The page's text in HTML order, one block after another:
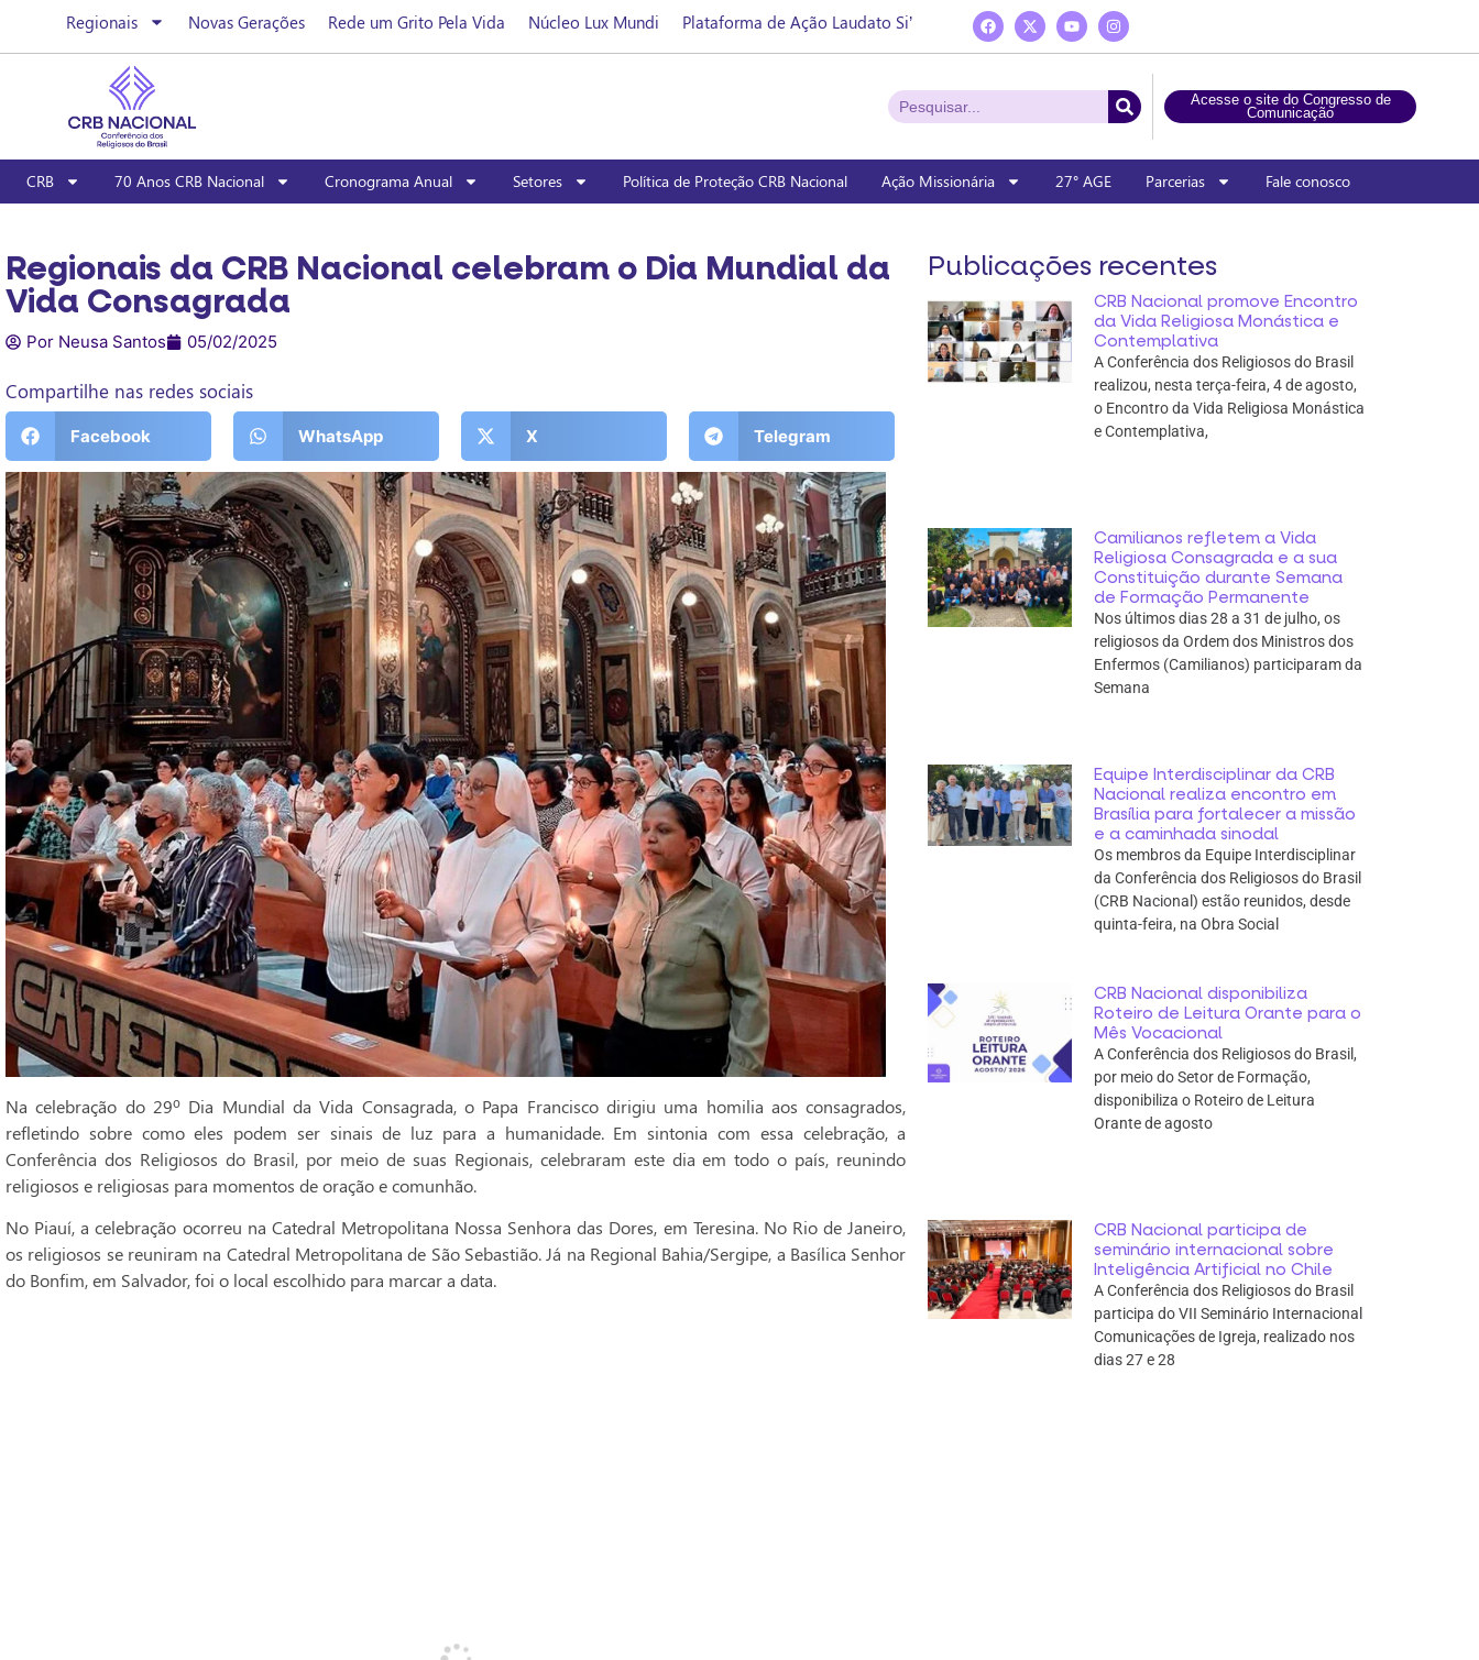
Regionais Novas Gerações Rede um Grito Pela Vida Núcleo Lux Mundi Plataforma de Ação Laudato Si’
Acesse o site do Congresso de
Comunicação
CRB 70 Anos CRB Nacional Cronograma Anual Setores Política de Proteção CRB Nacional Ação Missionária 27° AGE Parcerias Fale conosco
Regionais da CRB Nacional celebram o Dia Mundial da
Vida Consagrada
Por Neusa Santos 05/02/2025
Compartilhe nas redes sociais
Facebook WhatsApp X Telegram
Na celebração do 29º Dia Mundial da Vida Consagrada, o Papa Francisco dirigiu uma homilia aos consagrados,
refletindo sobre como eles podem ser sinais de luz para a humanidade. Em sintonia com essa celebração, a
Conferência dos Religiosos do Brasil, por meio de suas Regionais, celebraram este dia em todo o país, reunindo
religiosos e religiosas para momentos de oração e comunhão.
No Piauí, a celebração ocorreu na Catedral Metropolitana Nossa Senhora das Dores, em Teresina. No Rio de Janeiro,
os religiosos se reuniram na Catedral Metropolitana de São Sebastião. Já na Regional Bahia/Sergipe, a Basílica Senhor
do Bonfim, em Salvador, foi o local escolhido para marcar a data.
Publicações recentes
CRB Nacional promove Encontro
da Vida Religiosa Monástica e
Contemplativa
A Conferência dos Religiosos do Brasil
realizou, nesta terça-feira, 4 de agosto,
o Encontro da Vida Religiosa Monástica
e Contemplativa,
Camilianos refletem a Vida
Religiosa Consagrada e a sua
Constituição durante Semana
de Formação Permanente
Nos últimos dias 28 a 31 de julho, os
religiosos da Ordem dos Ministros dos
Enfermos (Camilianos) participaram da
Semana
Equipe Interdisciplinar da CRB
Nacional realiza encontro em
Brasília para fortalecer a missão
e a caminhada sinodal
Os membros da Equipe Interdisciplinar
da Conferência dos Religiosos do Brasil
(CRB Nacional) estão reunidos, desde
quinta-feira, na Obra Social
CRB Nacional disponibiliza
Roteiro de Leitura Orante para o
Mês Vocacional
A Conferência dos Religiosos do Brasil,
por meio do Setor de Formação,
disponibiliza o Roteiro de Leitura
Orante de agosto
CRB Nacional participa de
seminário internacional sobre
Inteligência Artificial no Chile
A Conferência dos Religiosos do Brasil
participa do VII Seminário Internacional
Comunicações de Igreja, realizado nos
dias 27 e 28